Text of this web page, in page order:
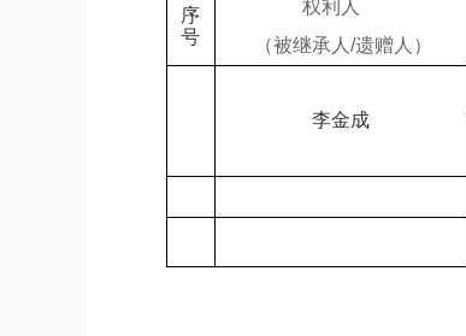
序
号
权利人
（被继承人/遗赠人）
李金成